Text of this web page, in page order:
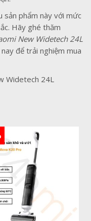
sản phẩm này với mức
Hãy ghé thăm
New Widetech 24L
để trải nghiệm mua